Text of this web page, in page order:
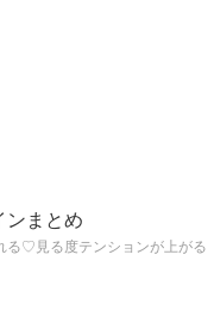
ンまとめ
る♡見る度テンションが上がる